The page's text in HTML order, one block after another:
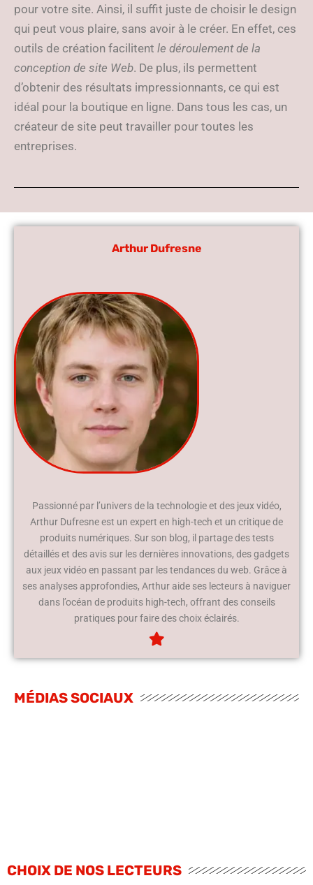
pour votre site. Ainsi, il suffit juste de choisir le design
qui peut vous plaire, sans avoir à le créer. En effet, ces
outils de création facilitent le déroulement de la
conception de site Web. De plus, ils permettent
d’obtenir des résultats impressionnants, ce qui est
idéal pour la boutique en ligne. Dans tous les cas, un
créateur de site peut travailler pour toutes les
entreprises.
Arthur Dufresne
Passionné par l’univers de la technologie et des jeux vidéo,
Arthur Dufresne est un expert en high-tech et un critique de
produits numériques. Sur son blog, il partage des tests
détaillés et des avis sur les dernières innovations, des gadgets
aux jeux vidéo en passant par les tendances du web. Grâce à
ses analyses approfondies, Arthur aide ses lecteurs à naviguer
dans l’océan de produits high-tech, offrant des conseils
pratiques pour faire des choix éclairés.
MÉDIAS SOCIAUX
CHOIX DE NOS LECTEURS